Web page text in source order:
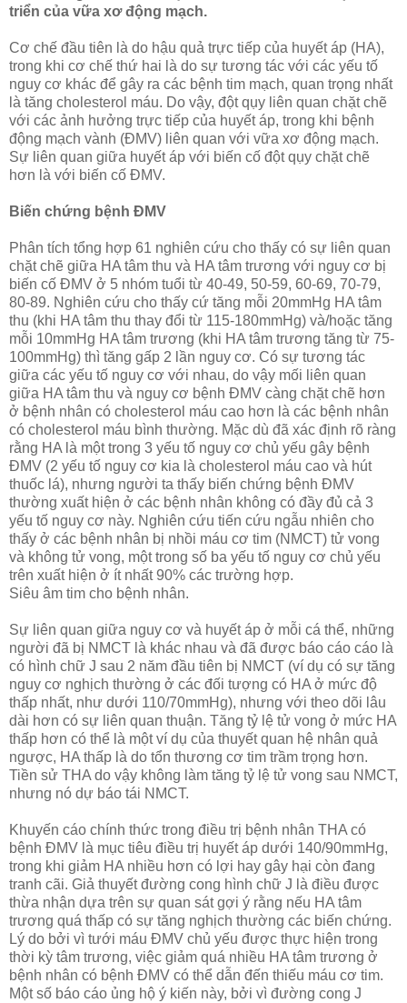
triển của vữa xơ động mạch.
Cơ chế đầu tiên là do hậu quả trực tiếp của huyết áp (HA),
trong khi cơ chế thứ hai là do sự tương tác với các yếu tố
nguy cơ khác để gây ra các bệnh tim mạch, quan trọng nhất
là tăng cholesterol máu. Do vậy, đột qụy liên quan chặt chẽ
với các ảnh hưởng trực tiếp của huyết áp, trong khi bệnh
động mạch vành (ĐMV) liên quan với vữa xơ động mạch.
Sự liên quan giữa huyết áp với biến cố đột qụy chặt chẽ
hơn là với biến cố ĐMV.
Biến chứng bệnh ĐMV
Phân tích tổng hợp 61 nghiên cứu cho thấy có sự liên quan
chặt chẽ giữa HA tâm thu và HA tâm trương với nguy cơ bị
biến cố ĐMV ở 5 nhóm tuổi từ 40-49, 50-59, 60-69, 70-79,
80-89. Nghiên cứu cho thấy cứ tăng mỗi 20mmHg HA tâm
thu (khi HA tâm thu thay đổi từ 115-180mmHg) và/hoặc tăng
mỗi 10mmHg HA tâm trương (khi HA tâm trương tăng từ 75-
100mmHg) thì tăng gấp 2 lần nguy cơ. Có sự tương tác
giữa các yếu tố nguy cơ với nhau, do vậy mối liên quan
giữa HA tâm thu và nguy cơ bệnh ĐMV càng chặt chẽ hơn
ở bệnh nhân có cholesterol máu cao hơn là các bệnh nhân
có cholesterol máu bình thường. Mặc dù đã xác định rõ ràng
rằng HA là một trong 3 yếu tố nguy cơ chủ yếu gây bệnh
ĐMV (2 yếu tố nguy cơ kia là cholesterol máu cao và hút
thuốc lá), nhưng người ta thấy biến chứng bệnh ĐMV
thường xuất hiện ở các bệnh nhân không có đầy đủ cả 3
yếu tố nguy cơ này. Nghiên cứu tiến cứu ngẫu nhiên cho
thấy ở các bệnh nhân bị nhồi máu cơ tim (NMCT) tử vong
và không tử vong, một trong số ba yếu tố nguy cơ chủ yếu
trên xuất hiện ở ít nhất 90% các trường hợp.
Siêu âm tim cho bệnh nhân.
Sự liên quan giữa nguy cơ và huyết áp ở mỗi cá thể, những
người đã bị NMCT là khác nhau và đã được báo cáo cáo là
có hình chữ J sau 2 năm đầu tiên bị NMCT (ví dụ có sự tăng
nguy cơ nghịch thường ở các đối tượng có HA ở mức độ
thấp nhất, như dưới 110/70mmHg), nhưng với theo dõi lâu
dài hơn có sự liên quan thuận. Tăng tỷ lệ tử vong ở mức HA
thấp hơn có thể là một ví dụ của thuyết quan hệ nhân quả
ngược, HA thấp là do tổn thương cơ tim trầm trọng hơn.
Tiền sử THA do vậy không làm tăng tỷ lệ tử vong sau NMCT,
nhưng nó dự báo tái NMCT.
Khuyến cáo chính thức trong điều trị bệnh nhân THA có
bệnh ĐMV là mục tiêu điều trị huyết áp dưới 140/90mmHg,
trong khi giảm HA nhiều hơn có lợi hay gây hại còn đang
tranh cãi. Giả thuyết đường cong hình chữ J là điều được
thừa nhận dựa trên sự quan sát gợi ý rằng nếu HA tâm
trương quá thấp có sự tăng nghịch thường các biến chứng.
Lý do bởi vì tưới máu ĐMV chủ yếu được thực hiện trong
thời kỳ tâm trương, việc giảm quá nhiều HA tâm trương ở
bệnh nhân có bệnh ĐMV có thể dẫn đến thiếu máu cơ tim.
Một số báo cáo ủng hộ ý kiến này, bởi vì đường cong J